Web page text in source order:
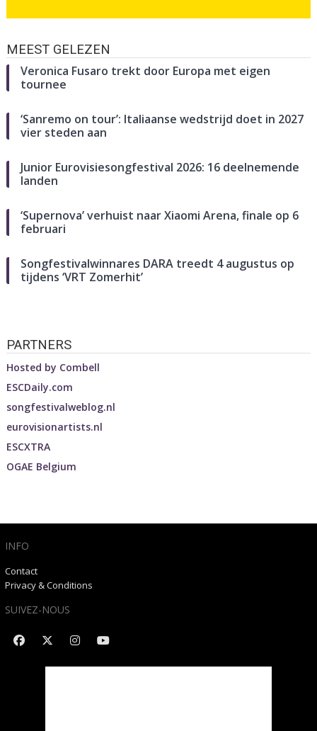
MEEST GELEZEN
Veronica Fusaro trekt door Europa met eigen
tournee
‘Sanremo on tour’: Italiaanse wedstrijd doet in 2027
vier steden aan
Junior Eurovisiesongfestival 2026: 16 deelnemende
landen
‘Supernova’ verhuist naar Xiaomi Arena, finale op 6
februari
Songfestivalwinnares DARA treedt 4 augustus op
tijdens ‘VRT Zomerhit’
PARTNERS
Hosted by Combell
ESCDaily.com
songfestivalweblog.nl
eurovisionartists.nl
ESCXTRA
OGAE Belgium
INFO
Contact
Privacy & Conditions
SUIVEZ-NOUS